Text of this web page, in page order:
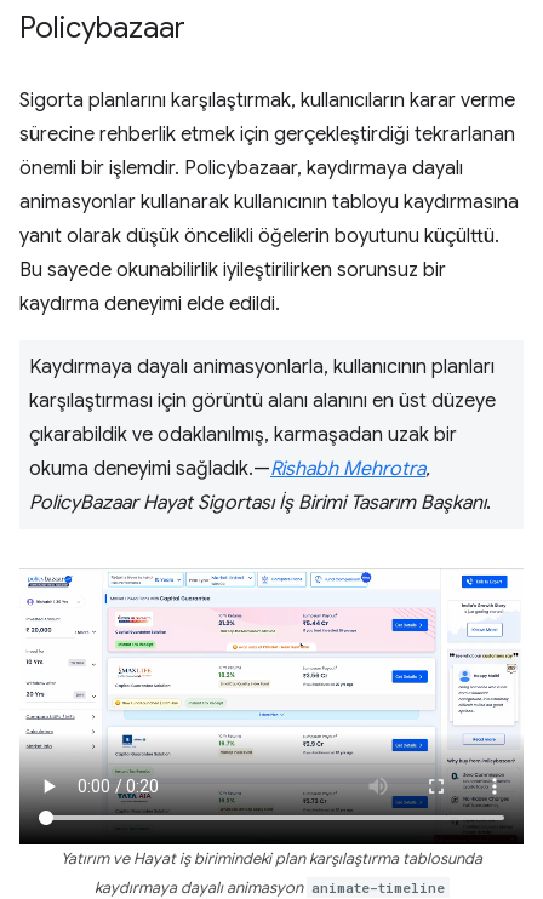
Policybazaar
Sigorta planlarını karşılaştırmak, kullanıcıların karar verme
sürecine rehberlik etmek için gerçekleştirdiği tekrarlanan
önemli bir işlemdir. Policybazaar, kaydırmaya dayalı
animasyonlar kullanarak kullanıcının tabloyu kaydırmasına
yanıt olarak düşük öncelikli öğelerin boyutunu küçülttü.
Bu sayede okunabilirlik iyileştirilirken sorunsuz bir
kaydırma deneyimi elde edildi.
Kaydırmaya dayalı animasyonlarla, kullanıcının planları
karşılaştırması için görüntü alanı alanını en üst düzeye
çıkarabildik ve odaklanılmış, karmaşadan uzak bir
okuma deneyimi sağladık.—Rishabh Mehrotra,
PolicyBazaar Hayat Sigortası İş Birimi Tasarım Başkanı.
Yatırım ve Hayat iş birimindeki plan karşılaştırma tablosunda
kaydırmaya dayalı animasyon animate-timeline